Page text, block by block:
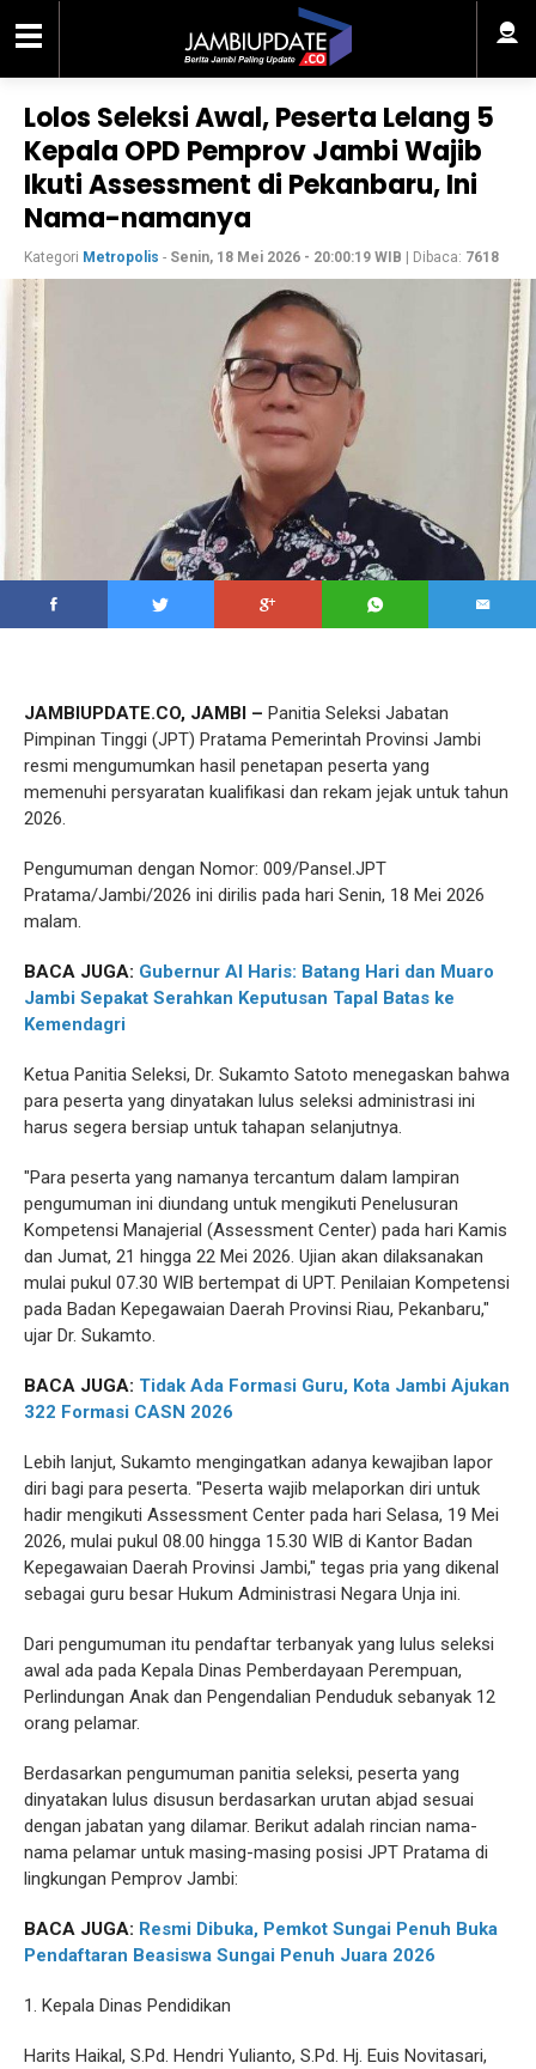
Lolos Seleksi Awal, Peserta Lelang 5
Kepala OPD Pemprov Jambi Wajib
Ikuti Assessment di Pekanbaru, Ini
Nama-namanya
Kategori Metropolis - Senin, 18 Mei 2026 - 20:00:19 WIB | Dibaca: 7618
JAMBIUPDATE.CO, JAMBI – Panitia Seleksi Jabatan
Pimpinan Tinggi (JPT) Pratama Pemerintah Provinsi Jambi
resmi mengumumkan hasil penetapan peserta yang
memenuhi persyaratan kualifikasi dan rekam jejak untuk tahun
2026.
Pengumuman dengan Nomor: 009/Pansel.JPT
Pratama/Jambi/2026 ini dirilis pada hari Senin, 18 Mei 2026
malam.
BACA JUGA: Gubernur Al Haris: Batang Hari dan Muaro
Jambi Sepakat Serahkan Keputusan Tapal Batas ke
Kemendagri
Ketua Panitia Seleksi, Dr. Sukamto Satoto menegaskan bahwa
para peserta yang dinyatakan lulus seleksi administrasi ini
harus segera bersiap untuk tahapan selanjutnya.
"Para peserta yang namanya tercantum dalam lampiran
pengumuman ini diundang untuk mengikuti Penelusuran
Kompetensi Manajerial (Assessment Center) pada hari Kamis
dan Jumat, 21 hingga 22 Mei 2026. Ujian akan dilaksanakan
mulai pukul 07.30 WIB bertempat di UPT. Penilaian Kompetensi
pada Badan Kepegawaian Daerah Provinsi Riau, Pekanbaru,"
ujar Dr. Sukamto.
BACA JUGA: Tidak Ada Formasi Guru, Kota Jambi Ajukan
322 Formasi CASN 2026
Lebih lanjut, Sukamto mengingatkan adanya kewajiban lapor
diri bagi para peserta. "Peserta wajib melaporkan diri untuk
hadir mengikuti Assessment Center pada hari Selasa, 19 Mei
2026, mulai pukul 08.00 hingga 15.30 WIB di Kantor Badan
Kepegawaian Daerah Provinsi Jambi," tegas pria yang dikenal
sebagai guru besar Hukum Administrasi Negara Unja ini.
Dari pengumuman itu pendaftar terbanyak yang lulus seleksi
awal ada pada Kepala Dinas Pemberdayaan Perempuan,
Perlindungan Anak dan Pengendalian Penduduk sebanyak 12
orang pelamar.
Berdasarkan pengumuman panitia seleksi, peserta yang
dinyatakan lulus disusun berdasarkan urutan abjad sesuai
dengan jabatan yang dilamar. Berikut adalah rincian nama-
nama pelamar untuk masing-masing posisi JPT Pratama di
lingkungan Pemprov Jambi:
BACA JUGA: Resmi Dibuka, Pemkot Sungai Penuh Buka
Pendaftaran Beasiswa Sungai Penuh Juara 2026
1. Kepala Dinas Pendidikan
Harits Haikal, S.Pd. Hendri Yulianto, S.Pd. Hj. Euis Novitasari,